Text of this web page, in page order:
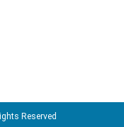
Reserved